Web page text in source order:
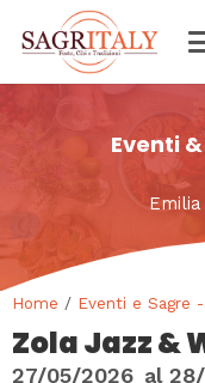
Eventi
Home / Eventi e Sagre
Zola Jazz &
27/05/2026 al